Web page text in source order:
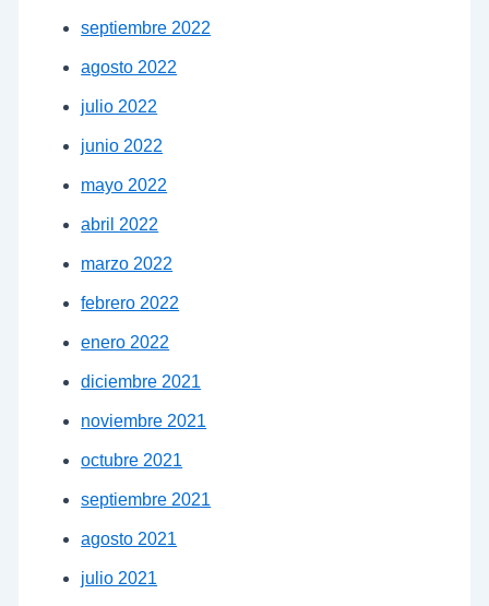
septiembre 2022
agosto 2022
julio 2022
junio 2022
mayo 2022
abril 2022
marzo 2022
febrero 2022
enero 2022
diciembre 2021
noviembre 2021
octubre 2021
septiembre 2021
agosto 2021
julio 2021